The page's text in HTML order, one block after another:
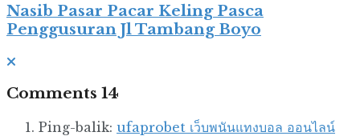
Nasib Pasar Pacar Keling Pasca
Penggusuran Jl Tambang Boyo
Comments 14
Ping-balik: ufaprobet เว็บพนันแทงบอล ออนไลน์